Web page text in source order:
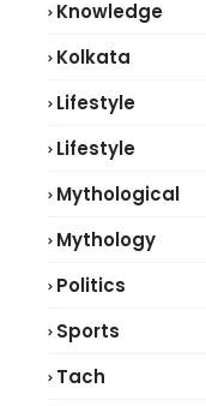
Knowledge
Kolkata
Lifestyle
Lifestyle
Mythological
Mythology
Politics
Sports
Tach